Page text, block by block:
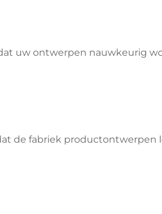
uw ontwerpen nauwkeurig
de fabriek productontwerpen